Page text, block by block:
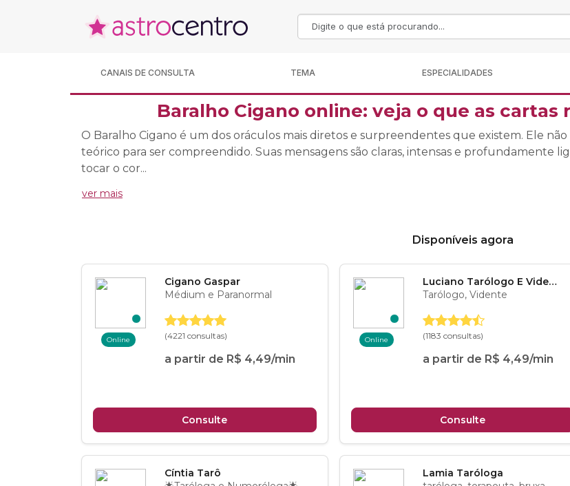
CANAIS DE CONSULTA TEMA ESPECIALIDADES